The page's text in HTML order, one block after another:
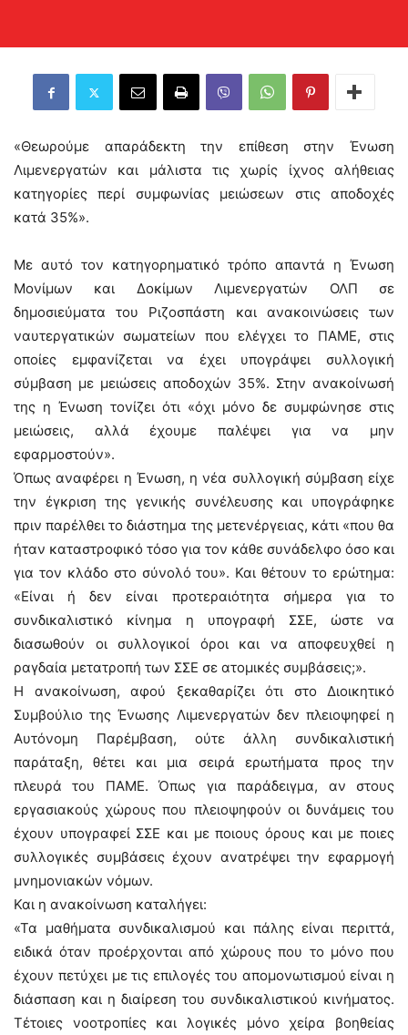
«Θεωρούμε απαράδεκτη την επίθεση στην Ένωση
Λιμενεργατών και μάλιστα τις χωρίς ίχνος αλήθειας
κατηγορίες περί συμφωνίας μειώσεων στις αποδοχές
κατά 35%».
Με αυτό τον κατηγορηματικό τρόπο απαντά η Ένωση
Μονίμων και Δοκίμων Λιμενεργατών ΟΛΠ σε
δημοσιεύματα του Ριζοσπάστη και ανακοινώσεις των
ναυτεργατικών σωματείων που ελέγχει το ΠΑΜΕ, στις
οποίες εμφανίζεται να έχει υπογράψει συλλογική
σύμβαση με μειώσεις αποδοχών 35%. Στην ανακοίνωσή
της η Ένωση τονίζει ότι «όχι μόνο δε συμφώνησε στις
μειώσεις, αλλά έχουμε παλέψει για να μην
εφαρμοστούν».
Όπως αναφέρει η Ένωση, η νέα συλλογική σύμβαση είχε
την έγκριση της γενικής συνέλευσης και υπογράφηκε
πριν παρέλθει το διάστημα της μετενέργειας, κάτι «που θα
ήταν καταστροφικό τόσο για τον κάθε συνάδελφο όσο και
για τον κλάδο στο σύνολό του». Και θέτουν το ερώτημα:
«Είναι ή δεν είναι προτεραιότητα σήμερα για το
συνδικαλιστικό κίνημα η υπογραφή ΣΣΕ, ώστε να
διασωθούν οι συλλογικοί όροι και να αποφευχθεί η
ραγδαία μετατροπή των ΣΣΕ σε ατομικές συμβάσεις;».
Η ανακοίνωση, αφού ξεκαθαρίζει ότι στο Διοικητικό
Συμβούλιο της Ένωσης Λιμενεργατών δεν πλειοψηφεί η
Αυτόνομη Παρέμβαση, ούτε άλλη συνδικαλιστική
παράταξη, θέτει και μια σειρά ερωτήματα προς την
πλευρά του ΠΑΜΕ. Όπως για παράδειγμα, αν στους
εργασιακούς χώρους που πλειοψηφούν οι δυνάμεις του
έχουν υπογραφεί ΣΣΕ και με ποιους όρους και με ποιες
συλλογικές συμβάσεις έχουν ανατρέψει την εφαρμογή
μνημονιακών νόμων.
Και η ανακοίνωση καταλήγει:
«Τα μαθήματα συνδικαλισμού και πάλης είναι περιττά,
ειδικά όταν προέρχονται από χώρους που το μόνο που
έχουν πετύχει με τις επιλογές του απομονωτισμού είναι η
διάσπαση και η διαίρεση του συνδικαλιστικού κινήματος.
Τέτοιες νοοτροπίες και λογικές μόνο χείρα βοηθείας